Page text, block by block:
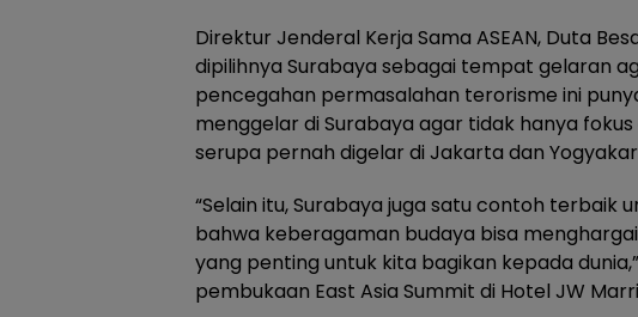
Direktur Jenderal Kerja Sama ASEAN, Duta
dipilihnya Surabaya sebagai tempat gelaran
pencegahan permasalahan terorisme ini
menggelar di Surabaya agar tidak hanya
serupa pernah digelar di Jakarta dan
“Selain itu, Surabaya juga satu contoh terbaik
bahwa keberagaman budaya bisa
yang penting untuk kita bagikan kepada
pembukaan East Asia Summit di Hotel JW